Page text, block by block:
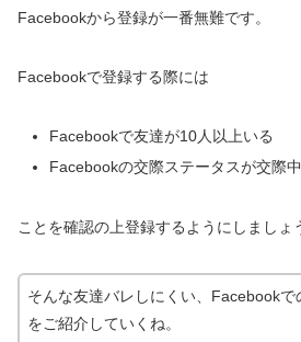
Facebookから登録が一番無難です。
Facebookで登録する際には
Facebookで友達が10人以上いる
Facebookの交際ステータスが交際
ことを確認の上登録するようにしましょ
そんな友達バレしにくい、Facebookで
をご紹介していくね。